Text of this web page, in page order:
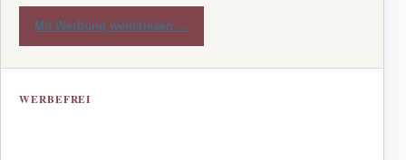
Mit Werbung weiterlesen →
WERBEFREI